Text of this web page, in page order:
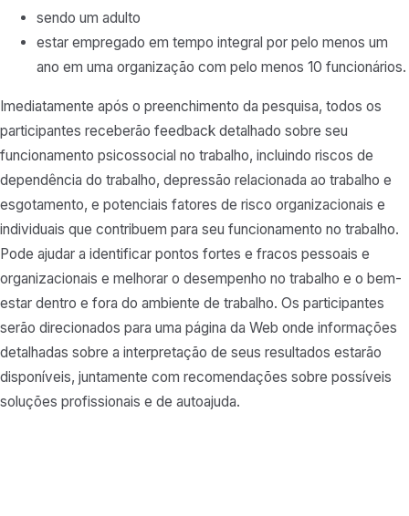
sendo um adulto
estar empregado em tempo integral por pelo menos um
ano em uma organização com pelo menos 10 funcionários.
Imediatamente após o preenchimento da pesquisa, todos os
participantes receberão feedback detalhado sobre seu
funcionamento psicossocial no trabalho, incluindo riscos de
dependência do trabalho, depressão relacionada ao trabalho e
esgotamento, e potenciais fatores de risco organizacionais e
individuais que contribuem para seu funcionamento no trabalho.
Pode ajudar a identificar pontos fortes e fracos pessoais e
organizacionais e melhorar o desempenho no trabalho e o bem-
estar dentro e fora do ambiente de trabalho. Os participantes
serão direcionados para uma página da Web onde informações
detalhadas sobre a interpretação de seus resultados estarão
disponíveis, juntamente com recomendações sobre possíveis
soluções profissionais e de autoajuda.